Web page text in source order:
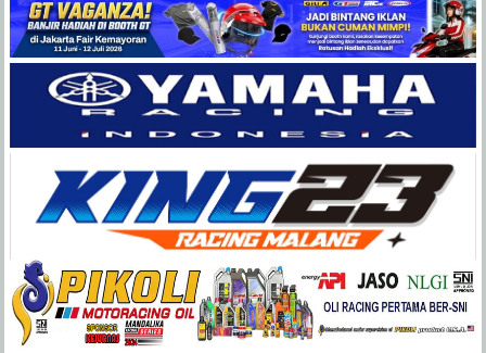
Balap
Paling
Lengkap